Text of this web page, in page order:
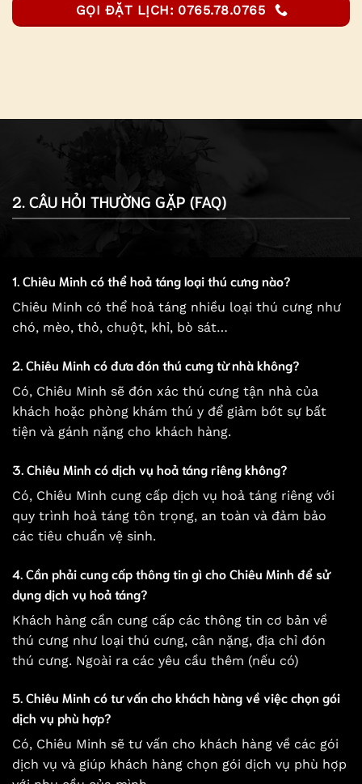
GỌI ĐẶT LỊCH: 0765.78.0765
2. CÂU HỎI THƯỜNG GẶP (FAQ)
1. Chiêu Minh có thể hoả táng loại thú cưng nào?
Chiêu Minh có thể hoả táng nhiều loại thú cưng như
chó, mèo, thỏ, chuột, khỉ, bò sát…
2. Chiêu Minh có đưa đón thú cưng từ nhà không?
Có, Chiêu Minh sẽ đón xác thú cưng tận nhà của
khách hoặc phòng khám thú y để giảm bớt sự bất
tiện và gánh nặng cho khách hàng.
3. Chiêu Minh có dịch vụ hoả táng riêng không?
Có, Chiêu Minh cung cấp dịch vụ hoả táng riêng với
quy trình hoả táng tôn trọng, an toàn và đảm bảo
các tiêu chuẩn vệ sinh.
4. Cần phải cung cấp thông tin gì cho Chiêu Minh để sử
dụng dịch vụ hoả táng?
Khách hàng cần cung cấp các thông tin cơ bản về
thú cưng như loại thú cưng, cân nặng, địa chỉ đón
thú cưng. Ngoài ra các yêu cầu thêm (nếu có)
5. Chiêu Minh có tư vấn cho khách hàng về việc chọn gói
dịch vụ phù hợp?
Có, Chiêu Minh sẽ tư vấn cho khách hàng về các gói
dịch vụ và giúp khách hàng chọn gói dịch vụ phù hợp